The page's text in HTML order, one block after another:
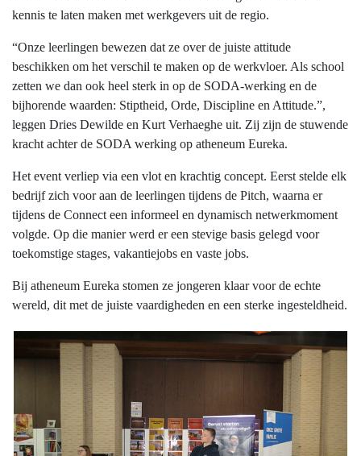
kennis te laten maken met werkgevers uit de regio.
“Onze leerlingen bewezen dat ze over de juiste attitude
beschikken om het verschil te maken op de werkvloer. Als school
zetten we dan ook heel sterk in op de SODA-werking en de
bijhorende waarden: Stiptheid, Orde, Discipline en Attitude.”,
leggen Dries Dewilde en Kurt Verhaeghe uit. Zij zijn de stuwende
kracht achter de SODA werking op atheneum Eureka.
Het event verliep via een vlot en krachtig concept. Eerst stelde elk
bedrijf zich voor aan de leerlingen tijdens de Pitch, waarna er
tijdens de Connect een informeel en dynamisch netwerkmoment
volgde. Op die manier werd er een stevige basis gelegd voor
toekomstige stages, vakantiejobs en vaste jobs.
Bij atheneum Eureka stomen ze jongeren klaar voor de echte
wereld, dit met de juiste vaardigheden en een sterke ingesteldheid.